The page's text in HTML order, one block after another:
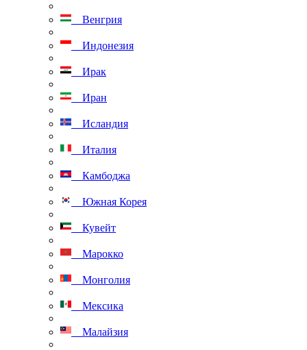
Венгрия
Индонезия
Ирак
Иран
Исландия
Италия
Камбоджа
Южная Корея
Кувейт
Марокко
Монголия
Мексика
Малайзия